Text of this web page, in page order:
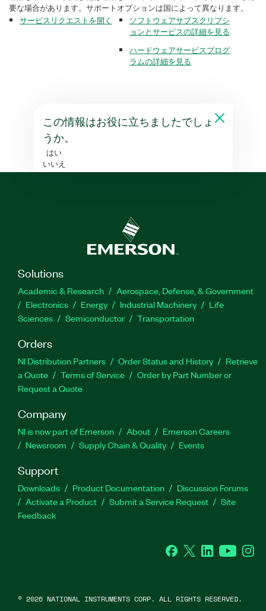
要な場合があります。サポートオプションは国によって異なります。
サービスリクエストを開く
ソフトウェアサブスクリプシ
ョンとサービスの詳細を見る
ハードウェアサービスプログ
ラムの詳細を見る
この情報はお役に立ちましたでしょ
うか。
はい
いいえ
Solutions
Academic & Research
Aerospace, Defense, & Government
Electronics
Energy Industrial Machinery
Life
Sciences
Semiconductor Transportation
Orders
NI Distribution Partners Order Status and History
Retrieve
a Quote
Terms of Service
Order by Part Number or
Request a Quote
Company
NI is now part of Emerson About
Emerson Careers
Newsroom
Supply Chain & Quality Events
Support
Downloads Product Documentation
Discussion Forums
Activate a Product
Submit a Service Request
Site
Feedback
Facebook
Twitter LinkedInYouTube
© 2026 NATIONAL INSTRUMENTS CORP. ALL RIGHTS RESERVED.